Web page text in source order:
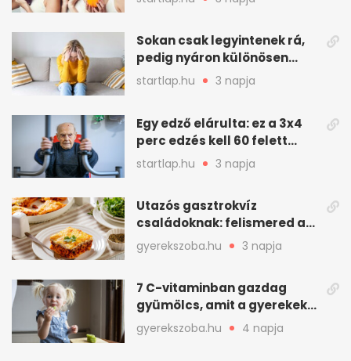
nyáron a húgyutakat (x)
Sokan csak legyintenek rá,
pedig nyáron különösen
gyakran jelentkezik ez a
kellemetlen betegség
startlap.hu 3 napja
Egy edző elárulta: ez a 3x4
perc edzés kell 60 felett
mindenkinek
startlap.hu 3 napja
Utazós gasztrokvíz
családoknak: felismered az
asadót és társait?
gyerekszoba.hu 3 napja
7 C-vitaminban gazdag
gyümölcs, amit a gyerekek
is szívesen megesznek
gyerekszoba.hu 4 napja